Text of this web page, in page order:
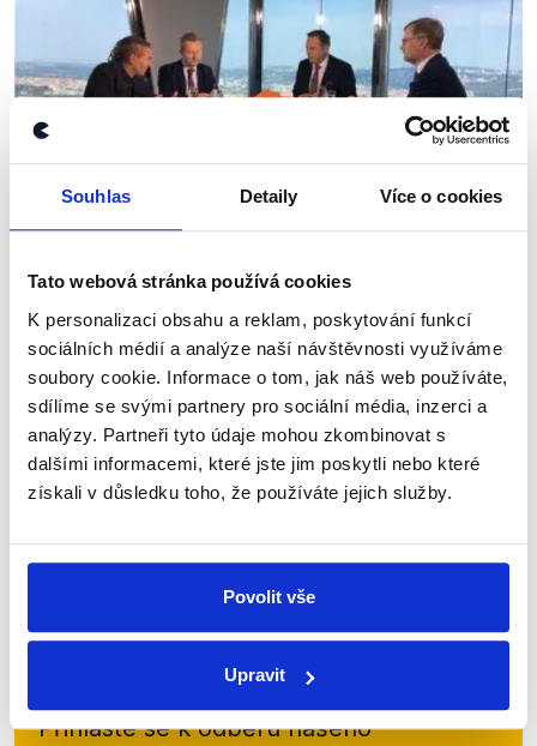
Souhlas Detaily Více o cookies
Tato webová stránka používá cookies
K personalizaci obsahu a reklam, poskytování funkcí
sociálních médií a analýze naší návštěvnosti využíváme
soubory cookie. Informace o tom, jak náš web používáte,
sdílíme se svými partnery pro sociální média, inzerci a
analýzy. Partneři tyto údaje mohou zkombinovat s
dalšími informacemi, které jste jim poskytli nebo které
získali v důsledku toho, že používáte jejich služby.
Povolit vše
Upravit
Vláda a vládnutí
27. května 2018
Místopředseda vlády Brabec se v Otázkách
Václava Moravce utkal s předsedy ODS a Pirátů.
Mluvili pochopitelně o skládání nové vlády, o
poměrech v poslanecké sněmovně a také o
některých...
Zůstaňme v kontaktu
Přihlaste se k odběru našeho